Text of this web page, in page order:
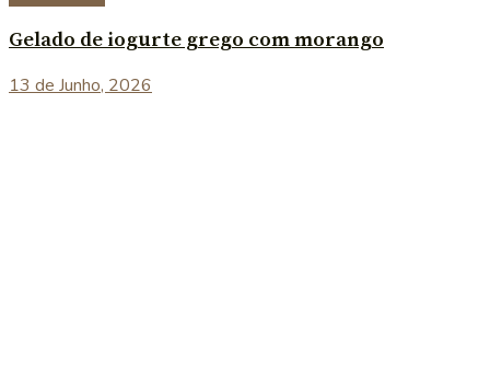
Gelado de iogurte grego com morango
13 de Junho, 2026